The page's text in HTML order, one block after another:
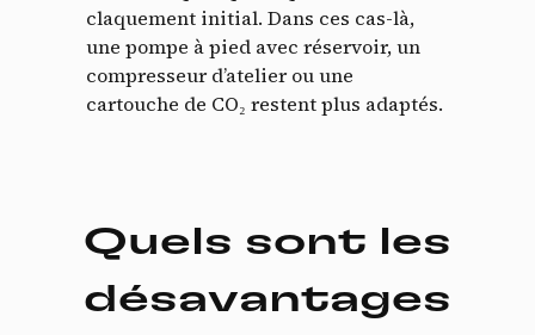
claquement initial. Dans ces cas-là,
une pompe à pied avec réservoir, un
compresseur d’atelier ou une
cartouche de CO₂ restent plus adaptés.
Quels sont les
désavantages